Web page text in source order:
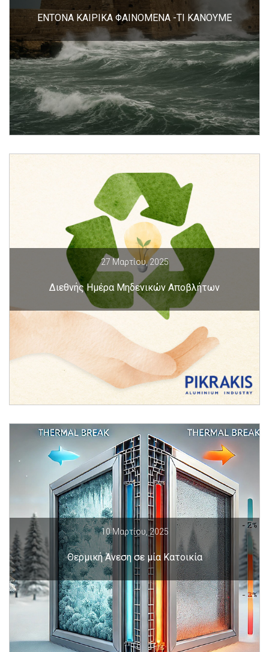
ΕΝΤΟΝΑ ΚΑΙΡΙΚΑ ΦΑΙΝΟΜΕΝΑ -ΤΙ ΚΑΝΟΥΜΕ
27 Μαρτίου, 2025
Διεθνής Ημέρα Μηδενικών Αποβλήτων
10 Μαρτίου, 2025
Θερμική Άνεση σε μία Κατοικία